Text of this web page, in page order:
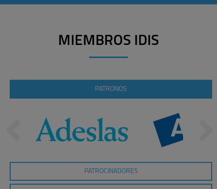
MIEMBROS IDIS
PATRONOS
PATROCINADORES